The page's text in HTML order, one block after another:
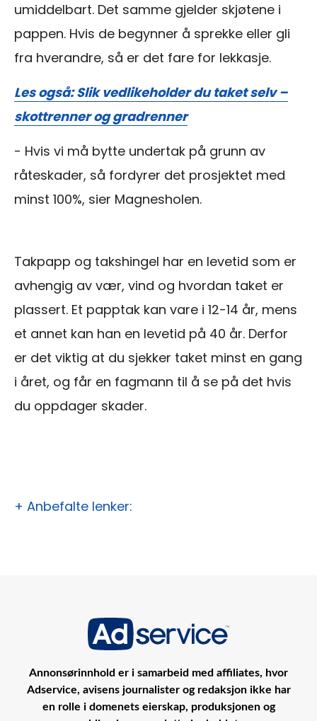
umiddelbart. Det samme gjelder skjøtene i
pappen. Hvis de begynner å sprekke eller gli
fra hverandre, så er det fare for lekkasje.
Les også: Slik vedlikeholder du taket selv –
skottrenner og gradrenner
- Hvis vi må bytte undertak på grunn av
råteskader, så fordyrer det prosjektet med
minst 100%, sier Magnesholen.
Takpapp og takshingel har en levetid som er
avhengig av vær, vind og hvordan taket er
plassert. Et papptak kan vare i 12-14 år, mens
et annet kan han en levetid på 40 år. Derfor
er det viktig at du sjekker taket minst en gang
i året, og får en fagmann til å se på det hvis
du oppdager skader.
+ Anbefalte lenker:
Annonsørinnhold er i samarbeid med affiliates, hvor
Adservice, avisens journalister og redaksjon ikke har
en rolle i domenets eierskap, produksjonen og